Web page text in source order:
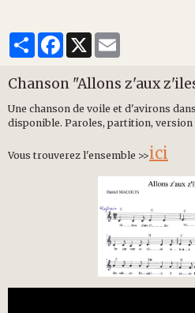
PartagerFacebook
X
Chanson "Allons z'aux
Une chanson de voile et d'avirons
disponible. Paroles, partition, version
Vous trouverez l'ensemble >>ici